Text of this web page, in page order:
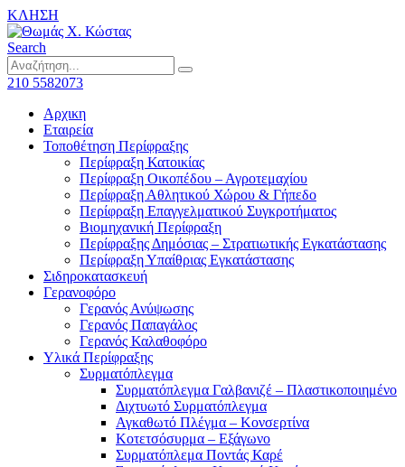
ΚΛΗΣΗ
Search
210 5582073
Αρχικη
Εταιρεία
Τοποθέτηση Περίφραξης
Περίφραξη Κατοικίας
Περίφραξη Οικοπέδου – Αγροτεμαχίου
Περίφραξη Αθλητικού Χώρου & Γήπεδο
Περίφραξη Επαγγελματικού Συγκροτήματος
Βιομηχανική Περίφραξη
Περίφραξης Δημόσιας – Στρατιωτικής Εγκατάστασης
Περίφραξη Υπαίθριας Εγκατάστασης
Σιδηροκατασκευή
Γερανοφόρο
Γερανός Ανύψωσης
Γερανός Παπαγάλος
Γερανός Καλαθοφόρο
Υλικά Περίφραξης
Συρματόπλεγμα
Συρματόπλεγμα Γαλβανιζέ – Πλαστικοποιημένο
Διχτυωτό Συρματόπλεγμα
Αγκαθωτό Πλέγμα – Κονσερτίνα
Κοτετσόσυρμα – Εξάγωνο
Συρματόπλεμα Ποντάς Καρέ